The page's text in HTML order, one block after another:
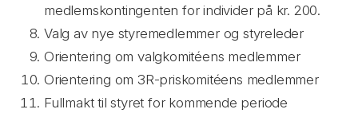
medlemskontingenten for individer på kr. 200.
Valg av nye styremedlemmer og styreleder
Orientering om valgkomitéens medlemmer
Orientering om 3R-priskomitéens medlemmer
Fullmakt til styret for kommende periode